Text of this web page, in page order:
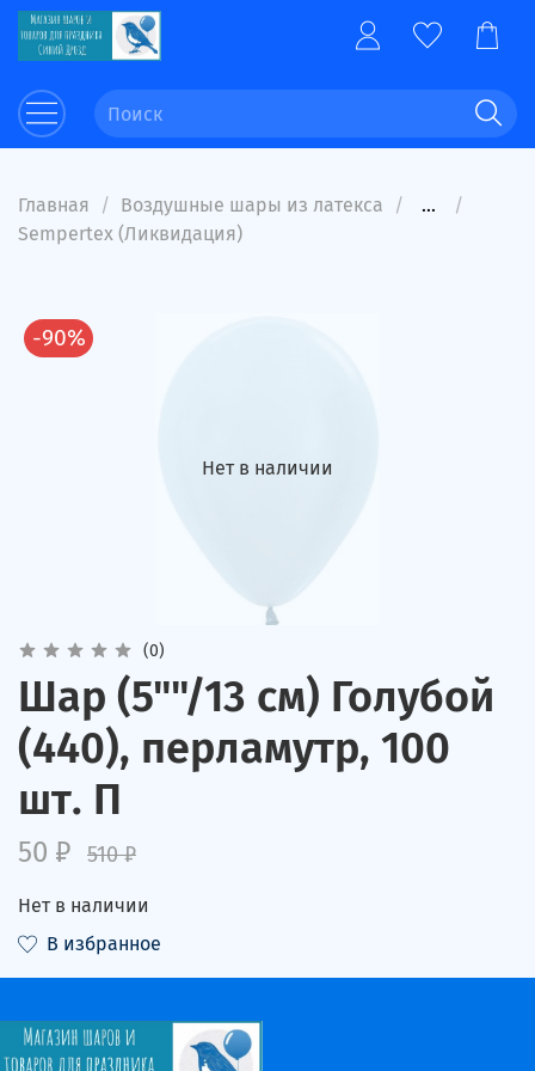
Главная Воздушные шары из латекса
...
Sempertex (Ликвидация)
Нет в наличии
-90%
(0)
Шар (5""/13 см) Голубой
(440), перламутр, 100
шт. П
50 ₽ 510 ₽
Нет в наличии
В избранное